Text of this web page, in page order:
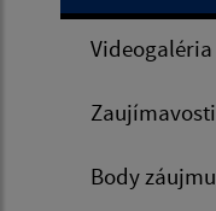
Videogaléria
Zaujímavosti
Body záujmu